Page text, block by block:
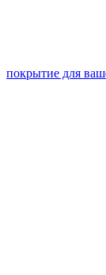
покрытие для